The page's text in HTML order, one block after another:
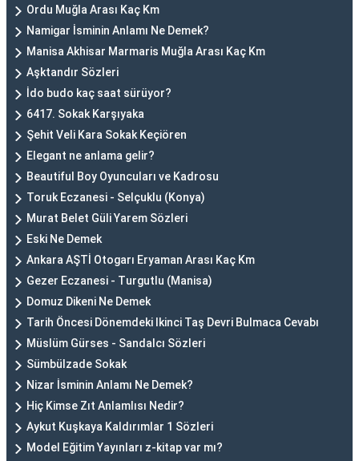
Ordu Muğla Arası Kaç Km
Namigar İsminin Anlamı Ne Demek?
Manisa Akhisar Marmaris Muğla Arası Kaç Km
Aşktandır Sözleri
İdo budo kaç saat sürüyor?
6417. Sokak Karşıyaka
Şehit Veli Kara Sokak Keçiören
Elegant ne anlama gelir?
Beautiful Boy Oyuncuları ve Kadrosu
Toruk Eczanesi - Selçuklu (Konya)
Murat Belet Güli Yarem Sözleri
Eski Ne Demek
Ankara AŞTİ Otogarı Eryaman Arası Kaç Km
Gezer Eczanesi - Turgutlu (Manisa)
Domuz Dikeni Ne Demek
Tarih Öncesi Dönemdeki Ikinci Taş Devri Bulmaca Cevabı
Müslüm Gürses - Sandalcı Sözleri
Sümbülzade Sokak
Nizar İsminin Anlamı Ne Demek?
Hiç Kimse Zıt Anlamlısı Nedir?
Aykut Kuşkaya Kaldırımlar 1 Sözleri
Model Eğitim Yayınları z-kitap var mı?